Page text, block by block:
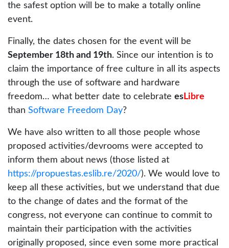
the safest option will be to make a totally online
event.
Finally, the dates chosen for the event will be
September 18th and 19th. Since our intention is to
claim the importance of free culture in all its aspects
through the use of software and hardware
freedom… what better date to celebrate esLibre
than Software Freedom Day?
We have also written to all those people whose
proposed activities/devrooms were accepted to
inform them about news (those listed at
https://propuestas.eslib.re/2020/). We would love to
keep all these activities, but we understand that due
to the change of dates and the format of the
congress, not everyone can continue to commit to
maintain their participation with the activities
originally proposed, since even some more practical